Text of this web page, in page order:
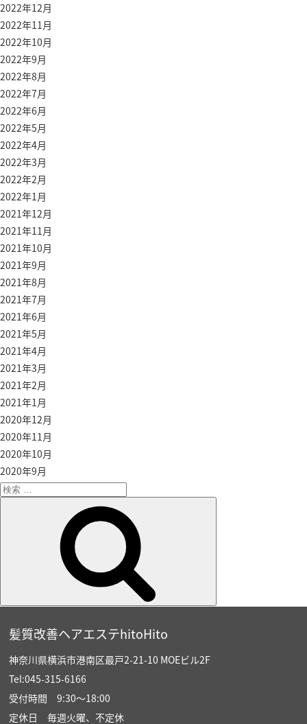
2022年12月
2022年11月
2022年10月
2022年9月
2022年8月
2022年7月
2022年6月
2022年5月
2022年4月
2022年3月
2022年2月
2022年1月
2021年12月
2021年11月
2021年10月
2021年9月
2021年8月
2021年7月
2021年6月
2021年5月
2021年4月
2021年3月
2021年2月
2021年1月
2020年12月
2020年11月
2020年10月
2020年9月
検
髪質改善ヘアエステhitoHito
神奈川県横浜市港南区最戸2-21-10 MOEビル2F
Tel:045-315-6166
受付時間 9:30〜18:00
定休日 毎週火曜、不定休